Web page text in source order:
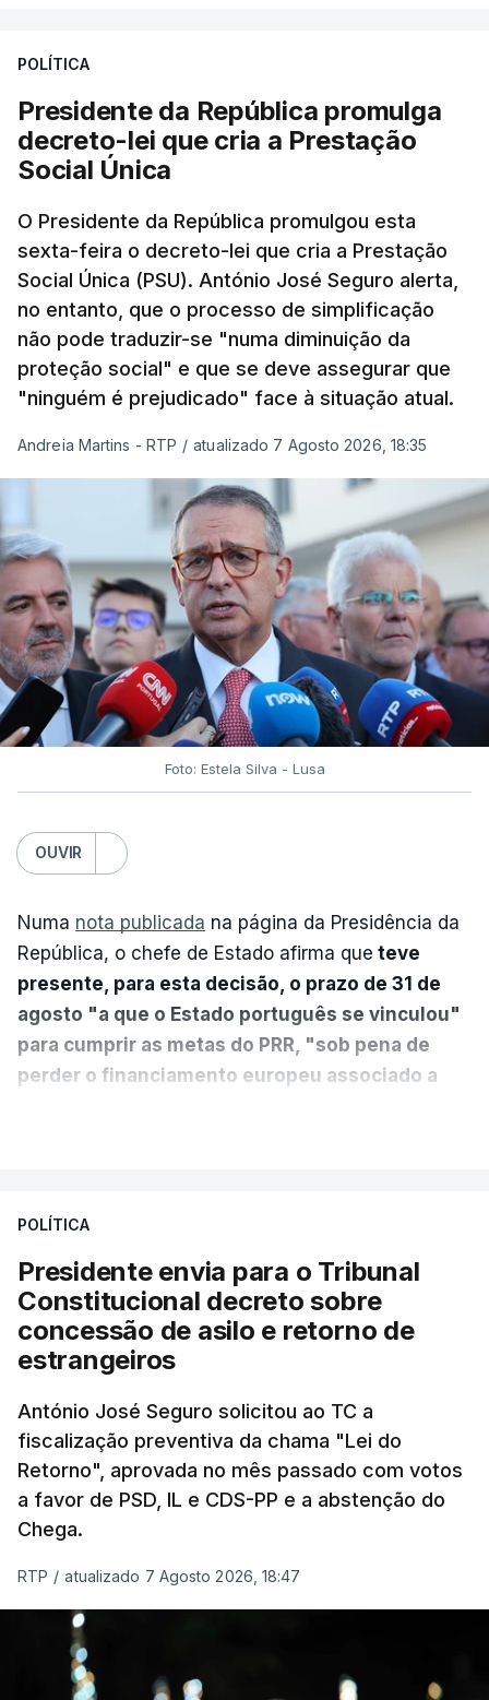
POLÍTICA
Presidente da República promulga
decreto-lei que cria a Prestação
Social Única
O Presidente da República promulgou esta
sexta-feira o decreto-lei que cria a Prestação
Social Única (PSU). António José Seguro alerta,
no entanto, que o processo de simplificação
não pode traduzir-se "numa diminuição da
proteção social" e que se deve assegurar que
"ninguém é prejudicado" face à situação atual.
Andreia Martins - RTP / atualizado 7 Agosto 2026, 18:35
Foto: Estela Silva - Lusa
OUVIR
Numa nota publicada na página da Presidência da
República, o chefe de Estado afirma que teve
presente, para esta decisão, o prazo de 31 de
agosto "a que o Estado português se vinculou"
para cumprir as metas do PRR, "sob pena de
perder o financiamento europeu associado a
sistema mais simples, mais justo e transparente".
"Sempre que seja possível reduzir burocracias,
eliminar sobreposições e garantir que os apoios
chegam a quem mais necessita, estaremos a dar
um passo na direção certa", argumenta o
Presidente da República.
Assegurar que "ninguém é
prejudicado"
O Preisdente deixa, no entanto, deixa alguns
avisos:uma reforma desta dimensão "deve ter
como primeiro critério a proteção das pessoas"
POLÍTICA
Presidente envia para o Tribunal
Constitucional decreto sobre
concessão de asilo e retorno de
estrangeiros
António José Seguro solicitou ao TC a
fiscalização preventiva da chama "Lei do
Retorno", aprovada no mês passado com votos
a favor de PSD, IL e CDS-PP e a abstenção do
Chega.
RTP / atualizado 7 Agosto 2026, 18:47